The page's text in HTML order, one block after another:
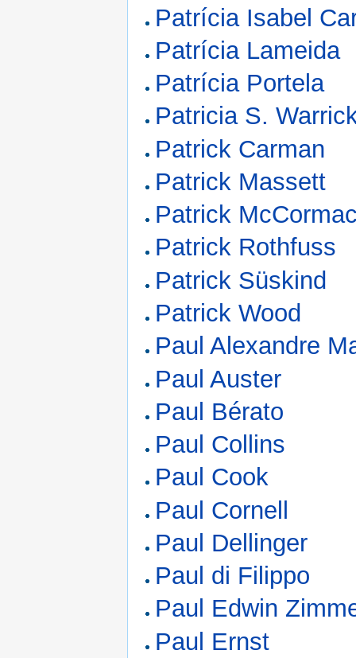
Patrícia Isabel
Patrícia Lameida
Patrícia Portela
Patricia S.
Patrick Carman
Patrick Massett
Patrick
Patrick Rothfuss
Patrick Süskind
Patrick Wood
Paul Alexandre
Paul Auster
Paul Bérato
Paul Collins
Paul Cook
Paul Cornell
Paul Dellinger
Paul di Filippo
Paul Edwin
Paul Ernst